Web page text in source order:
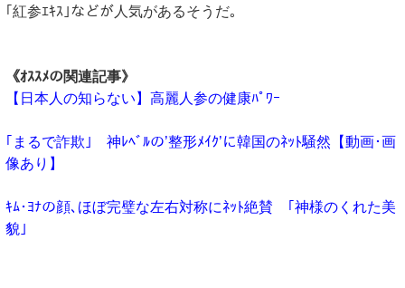
｢紅参ｴｷｽ｣などが人気があるそうだ｡
《ｵｽｽﾒの関連記事》
【日本人の知らない】高麗人参の健康ﾊﾟﾜｰ
｢まるで詐欺｣ 神ﾚﾍﾞﾙの’整形ﾒｲｸ’に韓国のﾈｯﾄ騒然【動画･画
像あり】
ｷﾑ･ﾖﾅの顔､ほぼ完璧な左右対称にﾈｯﾄ絶賛 ｢神様のくれた美
貌｣